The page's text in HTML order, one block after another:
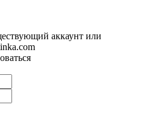
аккаунт или